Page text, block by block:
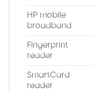
HP mobile
broadband
Fingerprint
reader
SmartCard
reader